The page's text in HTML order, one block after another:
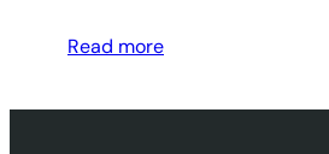
Read more